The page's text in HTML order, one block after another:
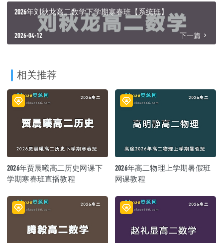
2026年刘秋龙高二数学下学期寒春班【系统班】
2026-04-12 下一篇
相关推荐
2026年贾晨曦高二历史网课下
学期寒春班直播教程
2026年高二物理上学期暑假班
网课教程